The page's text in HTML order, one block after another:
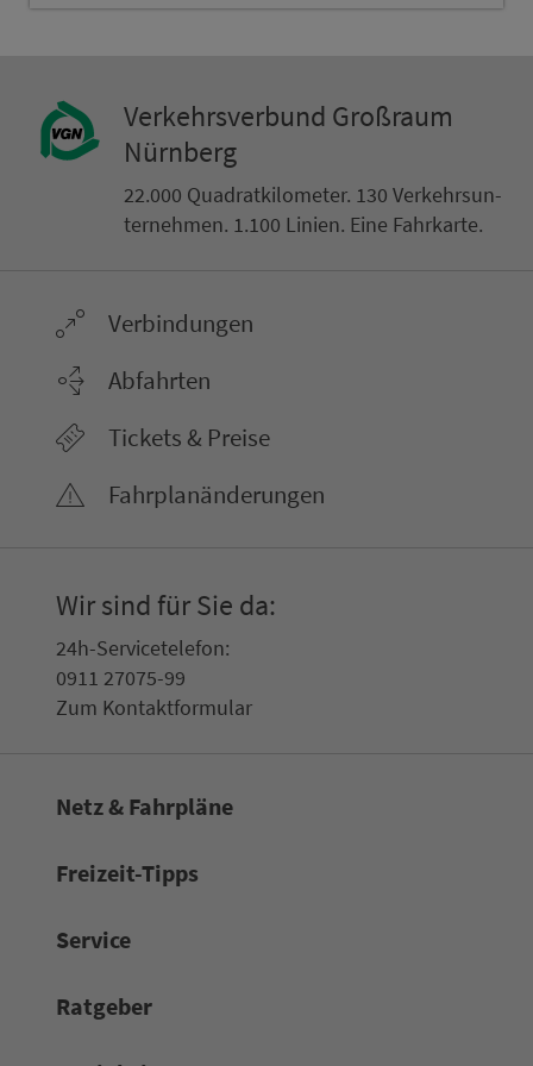
Ver­kehrs­ver­bund Groß­raum
Nürn­berg
22.000 Qua­drat­ki­lo­me­ter. 130 Ver­kehrs­un­
ter­neh­men. 1.100 Linien. Eine Fahr­kar­te.
Ver­bin­dungen
Abfahrten
Tickets & Preise
Fahr­plan­ände­rungen
Wir sind für Sie da:
24h-Ser­vice­te­le­fon:
0911 27075-99
Zum Kon­taktformular
Netz & Fahrpläne
Frei­zeit-Tipps
Service
Rat­ge­ber